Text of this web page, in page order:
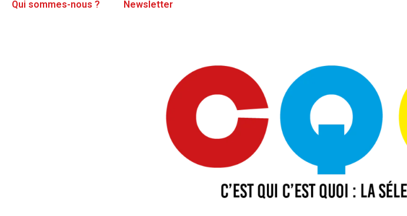
Qui sommes-nous ? Newsletter